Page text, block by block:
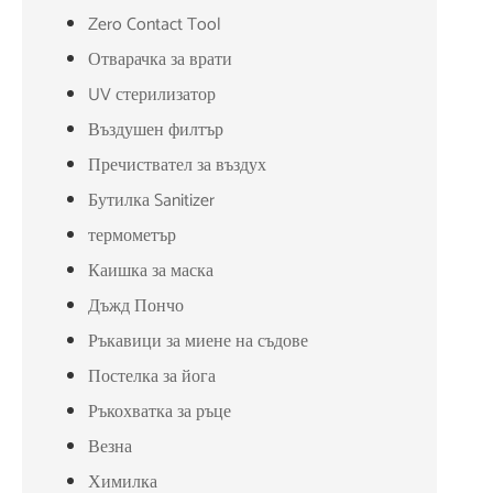
Zero Contact Tool
Отварачка за врати
UV стерилизатор
Въздушен филтър
Пречиствател за въздух
Бутилка Sanitizer
термометър
Каишка за маска
Дъжд Пончо
Ръкавици за миене на съдове
Постелка за йога
Ръкохватка за ръце
Везна
Химилка